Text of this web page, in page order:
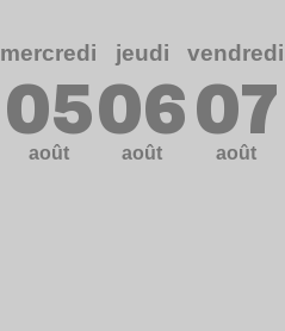
mercredi
05
août
jeudi
06
août
vendredi
07
août